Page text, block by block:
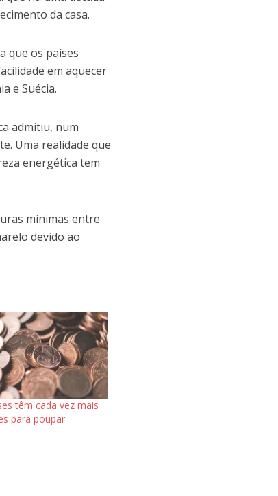
da casa.
que os países
em aquecer
e Suécia.
admitiu, num
Uma realidade que
energética tem
mínimas entre
devido ao
têm cada vez mais
para poupar